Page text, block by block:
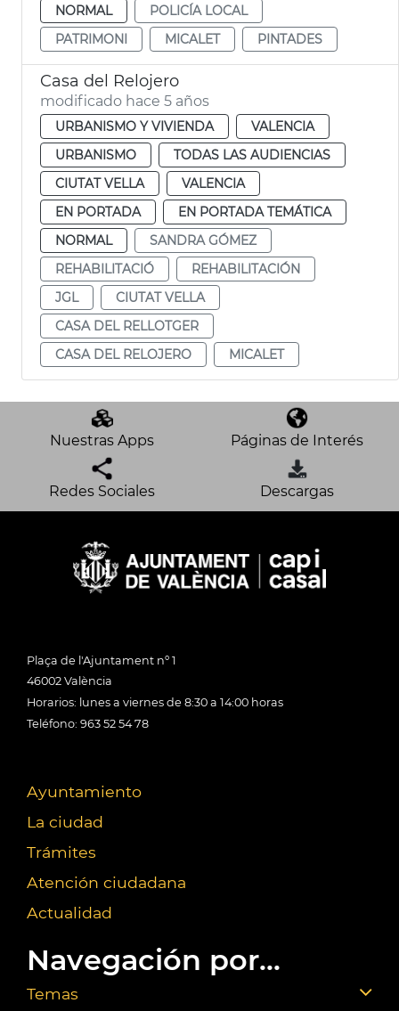
NORMAL
POLICÍA LOCAL
PATRIMONI
MICALET PINTADES
Casa del Relojero
modificado hace 5 años
URBANISMO Y VIVIENDA
VALENCIA
URBANISMO
TODAS LAS AUDIENCIAS
CIUTAT VELLA
VALENCIA
EN PORTADA
EN PORTADA TEMÁTICA
NORMAL
SANDRA GÓMEZ
REHABILITACIÓ
REHABILITACIÓN
JGL
CIUTAT VELLA
CASA DEL RELLOTGER
CASA DEL RELOJERO
MICALET
Nuestras Apps Páginas de Interés
Redes Sociales Descargas
Plaça de l'Ajuntament nº 1
46002 València
Horarios: lunes a viernes de 8:30 a 14:00 horas
Teléfono: 963 52 54 78
Ayuntamiento
La ciudad
Trámites
Atención ciudadana
Actualidad
Navegación por...
Temas